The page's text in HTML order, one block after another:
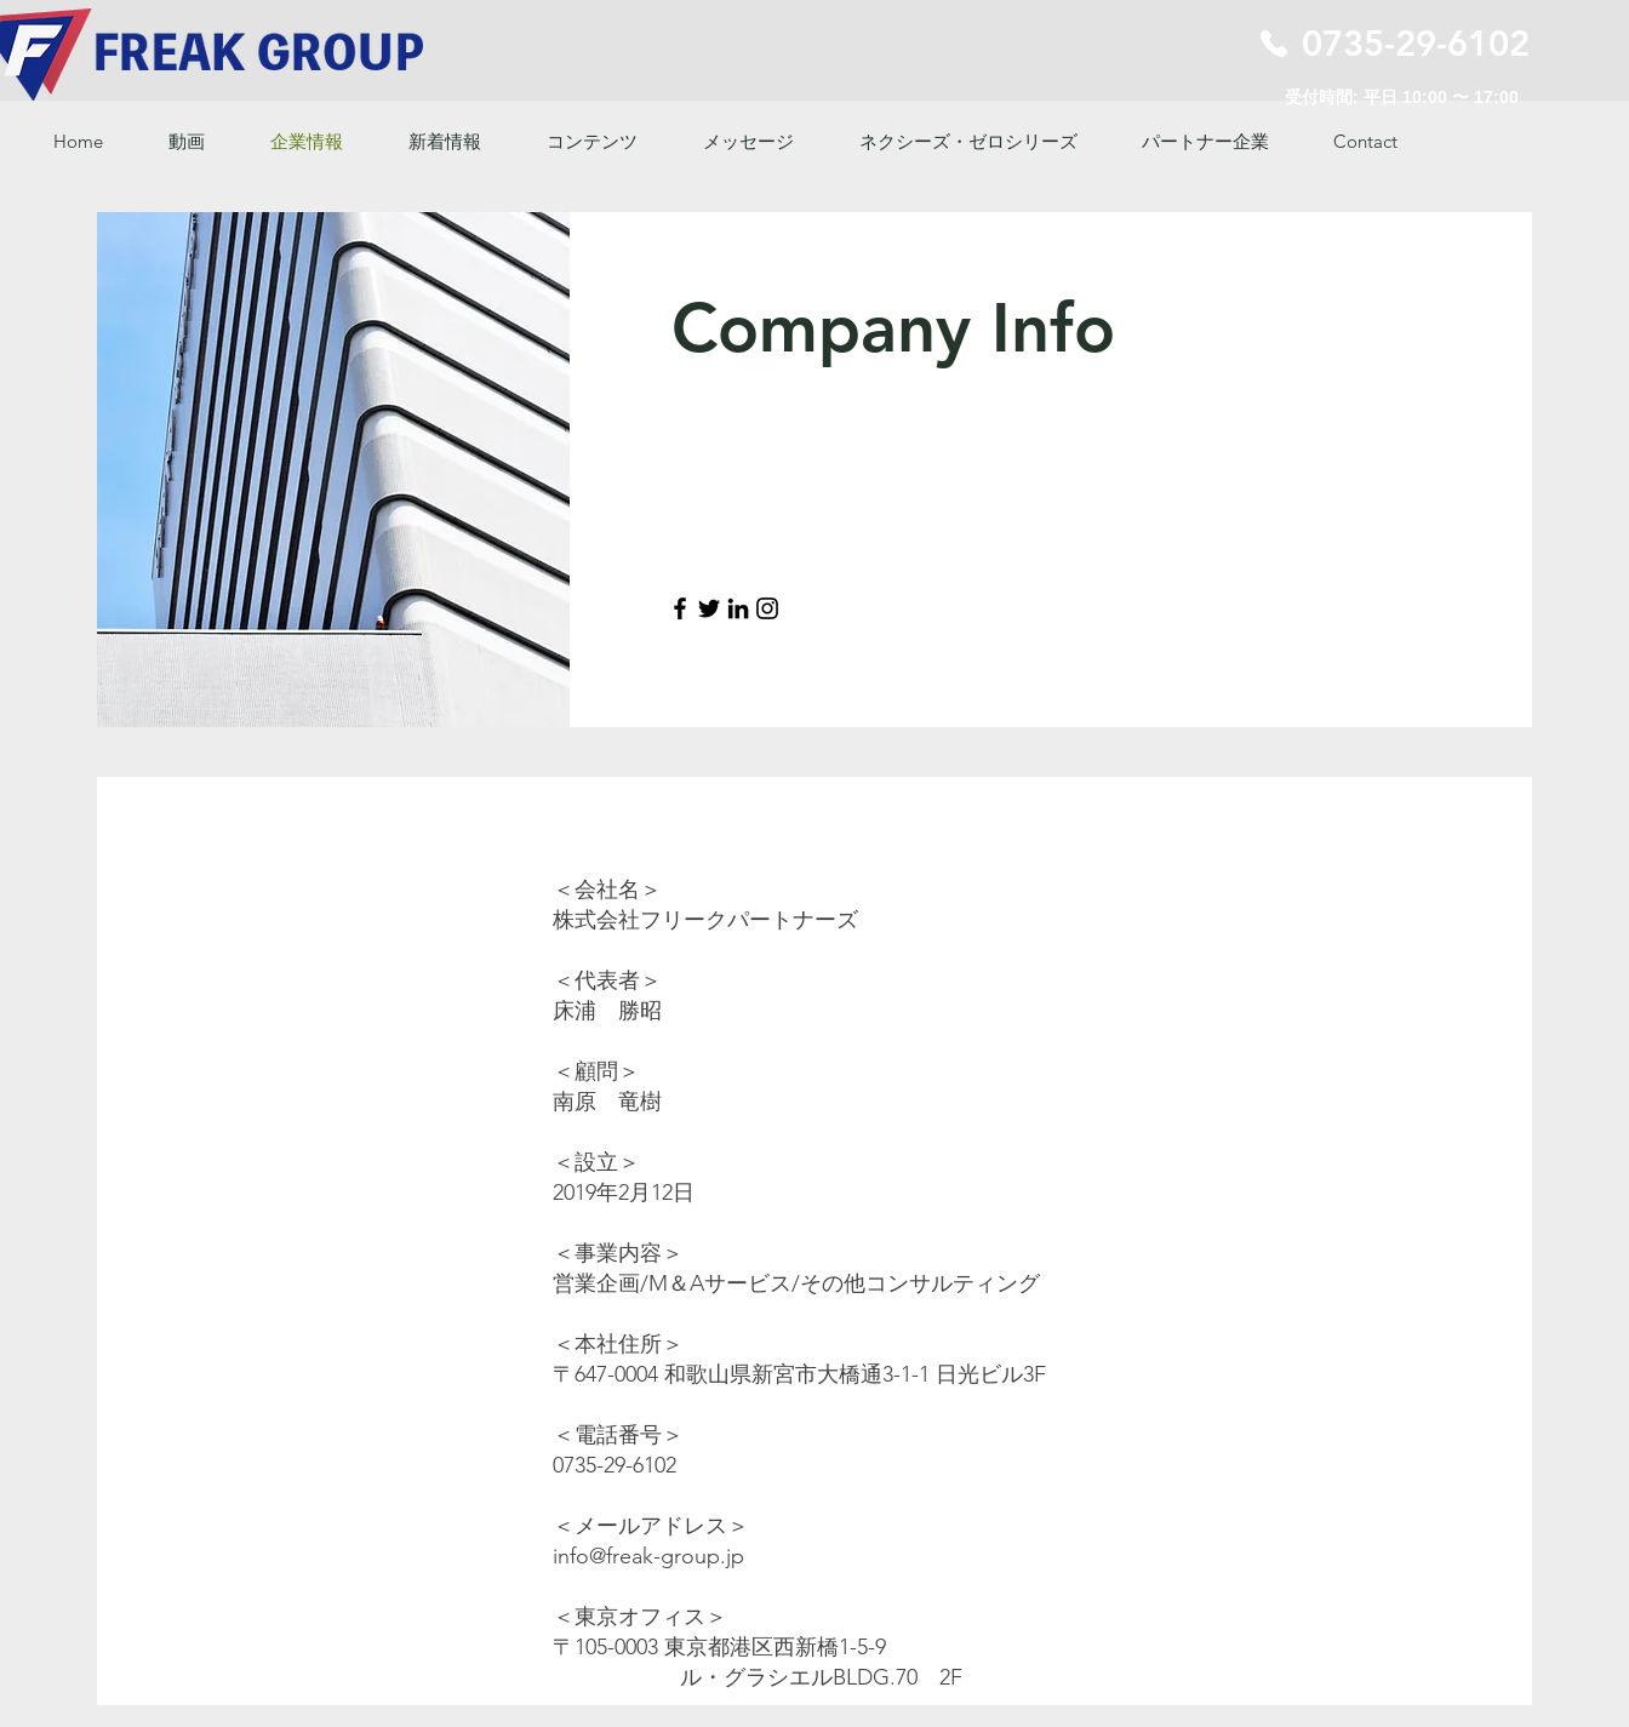
Home 動画 企業情報 新着情報 コンテンツ メッセージ ネクシーズ・ゼロシリーズ パートナー企業 Contact
0735-29-6102
受付時間: 平日 10:00 〜 17:00
​Company Info
＜会社名＞
株式会社フリークパートナーズ
＜代表者＞
床浦 勝昭
＜顧問＞
南原 竜樹
＜設立＞
2019年2月12日
＜事業内容＞
営業企画/M＆Aサービス/その他コンサルティング
＜本社住所＞
〒647-0004 和歌山県新宮市大橋通3-1-1 日光ビル3F
＜電話番号＞
0735-29-6102
＜メールアドレス＞
info@freak-group.jp
＜東京オフィス＞
〒105-0003 東京都港区西新橋1-5-9
ル・グラシエルBLDG.70 2F